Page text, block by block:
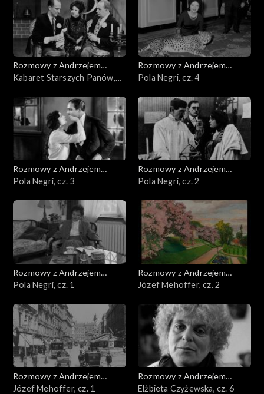
Rozmowy z Andrzejem
Doboszem
Kabaret Starszych Panów,
Rozmowy z Andrzejem
Doboszem
Pola Negri, cz. 4
Rozmowy z Andrzejem
Doboszem
Pola Negri, cz. 3
Rozmowy z Andrzejem
Doboszem
Pola Negri, cz. 2
Rozmowy z Andrzejem
Doboszem
Pola Negri, cz. 1
Rozmowy z Andrzejem
Doboszem
Józef Mehoffer, cz. 2
Rozmowy z Andrzejem
Doboszem
Józef Mehoffer, cz. 1
Rozmowy z Andrzejem
Doboszem
Elżbieta Czyżewska, cz. 6